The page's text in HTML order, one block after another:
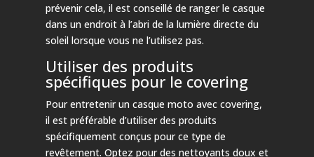
prévenir cela, il est conseillé de ranger le casque
dans un endroit à l’abri de la lumière directe du
soleil lorsque vous ne l’utilisez pas.
Utiliser des produits
spécifiques pour le covering
Pour entretenir un casque moto avec covering,
il est préférable d’utiliser des produits
spécifiquement conçus pour ce type de
revêtement. Optez pour des nettoyants doux et